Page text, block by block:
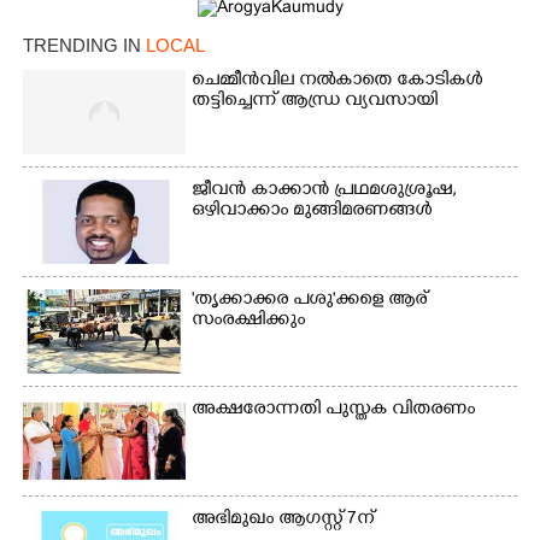
TRENDING IN LOCAL
ചെമ്മീൻവില നൽകാതെ കോടികൾ
തട്ടിച്ചെന്ന് ആന്ധ്ര വ്യവസായി
ജീവൻ കാക്കാൻ പ്രഥമശുശ്രൂഷ,
ഒഴിവാക്കാം മുങ്ങിമരണങ്ങൾ
'തൃക്കാക്കര പശു'ക്കളെ ആര്
സംരക്ഷിക്കും
അക്ഷരോന്നതി പുസ്തക വിതരണം
അഭിമുഖം ആഗസ്റ്റ് 7ന്